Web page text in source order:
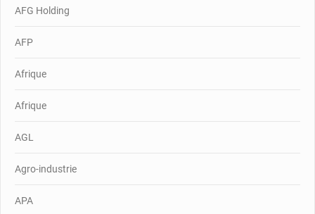
AFG Holding
AFP
Afrique
Afrique
AGL
Agro-industrie
APA